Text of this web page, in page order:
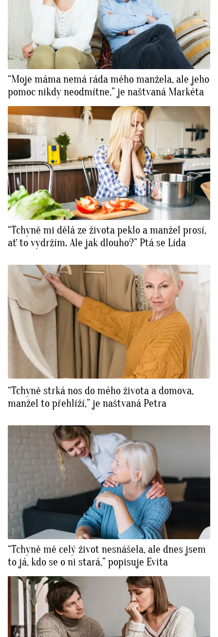
“Moje máma nemá ráda mého manžela, ale jeho
pomoc nikdy neodmítne,” je naštvaná Markéta
“Tchyně mi dělá ze života peklo a manžel prosí,
ať to vydržím. Ale jak dlouho?” Ptá se Lída
“Tchyně strká nos do mého života a domova,
manžel to přehlíží,” je naštvaná Petra
“Tchyně mě celý život nesnášela, ale dnes jsem
to já, kdo se o ni stará,” popisuje Evita